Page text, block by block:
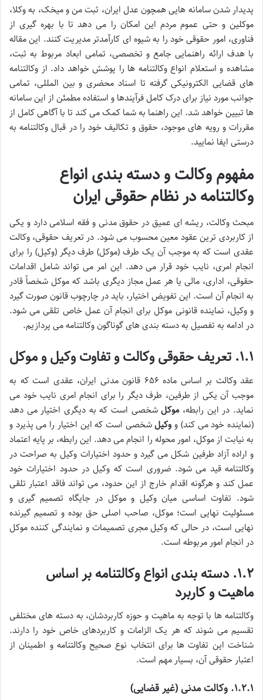
پدیدار شدن سامانه هایی همچون عدل ایران، ثبت من و میخک، به وکلا،
موکلین و حتی عموم مردم این امکان را می دهد تا با بهره گیری از
فناوری، امور حقوقی خود را به شیوه ای کارآمدتر مدیریت کنند. این مقاله
با هدف ارائه راهنمایی جامع و تخصصی، تمامی ابعاد مربوط به ثبت،
مشاهده و استعلام انواع وکالتنامه ها را پوشش خواهد داد. از وکالتنامه
های قضایی الکترونیکی گرفته تا اسناد محضری و بین المللی، تمامی
جوانب مورد نیاز برای درک کامل فرآیندها و استفاده مطمئن از این سامانه
ها تبیین خواهد شد. این راهنما به شما کمک می کند تا با آگاهی کامل از
مقررات و رویه های موجود، حقوق و تکالیف خود را در قبال وکالتنامه به
درستی ایفا نمایید.
مفهوم وکالت و دسته بندی انواع
وکالتنامه در نظام حقوقی ایران
مبحث وکالت، ریشه ای عمیق در حقوق مدنی و فقه اسلامی دارد و یکی
از کاربردی ترین عقود معین محسوب می شود. در تعریف حقوقی، وکالت
عقدی است که به موجب آن یک طرف (موکل) طرف دیگر (وکیل) را برای
انجام امری، نایب خود قرار می دهد. این امر می تواند شامل اقدامات
حقوقی، اداری، مالی یا هر عمل مجاز دیگری باشد که موکل شخصاً قادر
به انجام آن است. این تفویض اختیار، باید در چارچوب قانون صورت گیرد
و وکیل، نماینده قانونی موکل برای انجام آن عمل خاص تلقی می شود.
در ادامه به تفصیل به دسته بندی های گوناگون وکالتنامه می پردازیم.
۱.۱. تعریف حقوقی وکالت و تفاوت وکیل و موکل
عقد وکالت بر اساس ماده ۶۵۶ قانون مدنی ایران، عقدی است که به
موجب آن یکی از طرفین، طرف دیگر را برای انجام امری نایب خود می
نماید. در این رابطه،موکلشخصی است که به دیگری اختیار می دهد
(نماینده خود می کند) و وکیلشخصی است که این اختیار را می پذیرد و
به نیابت از موکل، امور محوله را انجام می دهد. این رابطه، بر پایه اعتماد
و اراده آزاد طرفین شکل می گیرد و حدود اختیارات وکیل به صراحت در
وکالتنامه قید می شود. ضروری است که وکیل در حدود اختیارات خود
عمل کند و هرگونه اقدام خارج از این حدود، می تواند فاقد اعتبار تلقی
شود. تفاوت اساسی میان وکیل و موکل در جایگاه تصمیم گیری و
مسئولیت نهایی است؛ موکل، صاحب اصلی حق بوده و تصمیم گیرنده
نهایی است، در حالی که وکیل مجری تصمیمات و نمایندگی کننده موکل
در انجام امور مربوطه است.
۱.۲. دسته بندی انواع وکالتنامه بر اساس
ماهیت و کاربرد
وکالتنامه ها با توجه به ماهیت و حوزه کاربردشان، به دسته های مختلفی
تقسیم می شوند که هر یک الزامات و کاربردهای خاص خود را دارند.
شناخت این تفاوت ها برای انتخاب نوع صحیح وکالتنامه و اطمینان از
اعتبار حقوقی آن، بسیار مهم است.
۱.۲.۱. وکالت مدنی (غیر قضایی)